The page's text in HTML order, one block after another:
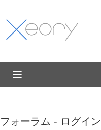
フォーラム - ログイン